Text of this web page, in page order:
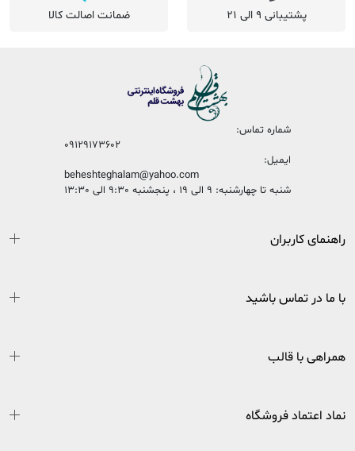
پشتیبانی 9 الی 21 ضمانت اصالت کالا
شماره تماس:
09129173602
ایمیل:
beheshteghalam@yahoo.com
شنبه تا چهارشنبه: 9 الی 19 ، پنجشنبه 9:30 الی 13:30
راهنمای کاربران
با ما در تماس باشید
همراهی با قالب
نماد اعتماد فروشگاه